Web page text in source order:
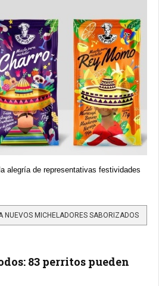
alegría de representativas festividades
NUEVOS MICHELADORES SABORIZADOS
83 perritos pueden